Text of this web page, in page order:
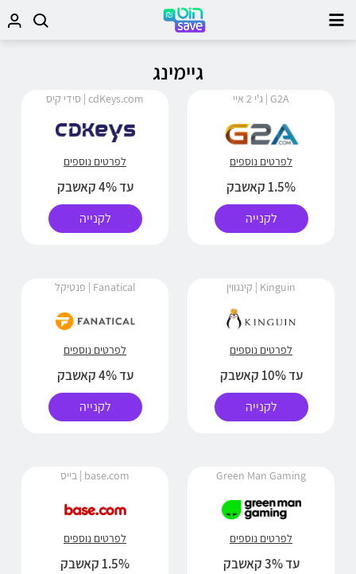
גיימינג
G2A | ג'י 2 איי
לפרטים נוספים
1.5% קאשבק
לקנייה
cdKeys.com | סידי קיס
לפרטים נוספים
עד 4% קאשבק
לקנייה
Kinguin | קינגווין
לפרטים נוספים
עד 10% קאשבק
לקנייה
Fanatical | פנטיקל
לפרטים נוספים
עד 4% קאשבק
לקנייה
Green Man Gaming
לפרטים נוספים
עד 3% קאשבק
base.com | בייס
לפרטים נוספים
1.5% קאשבק